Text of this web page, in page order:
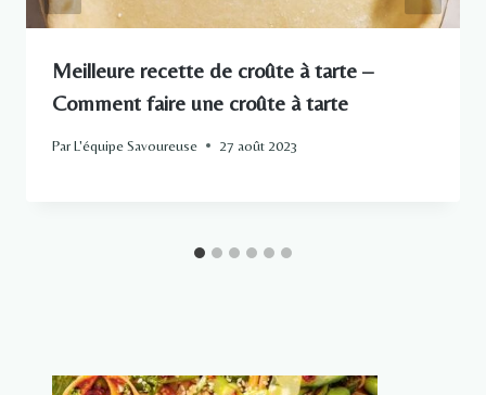
Meilleure recette de croûte à tarte –
Comment faire une croûte à tarte
ParL'équipe Savoureuse 27 août 2023